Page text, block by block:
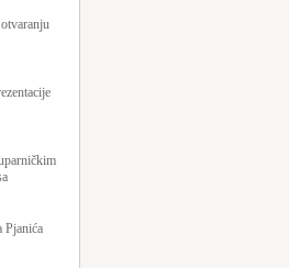
Pjanića